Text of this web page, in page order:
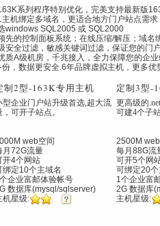
系列程序特别优化，完美支持最新版
主机绑定多域名，更适合地方门户站点需求
windows SQL2005 或 SQL2000
先的控制面板系统；在线压缩/解压；域名
安全过滤，敏感关键词过滤，保证您的门
质A级机房，千兆接入，全力保障您的企
份，数据更安全.6年品牌虚拟主机，更多
制2型-163K专用主机
型企业门户站升级首选,超大流
，可开子站点。
web空间
月72G流量
开4个网站
绑定10个主域名
企业富邮体验帐号
数据库(mysql/sqlserver)
机星级:
定制3型-
更高级的
可建4个子
2500M
每月88G流
可开5个网
可绑定20
1个企业富
2G 数据库
主机星级: